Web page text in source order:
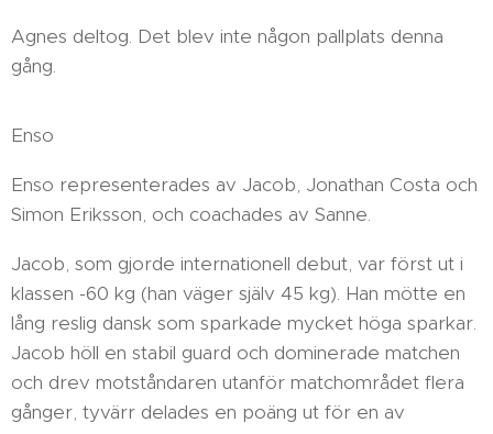
Agnes deltog. Det blev inte någon pallplats denna
gång.
Enso
Enso representerades av Jacob, Jonathan Costa och
Simon Eriksson, och coachades av Sanne.
Jacob, som gjorde internationell debut, var först ut i
klassen -60 kg (han väger själv 45 kg). Han mötte en
lång reslig dansk som sparkade mycket höga sparkar.
Jacob höll en stabil guard och dominerade matchen
och drev motståndaren utanför matchområdet flera
gånger, tyvärr delades en poäng ut för en av